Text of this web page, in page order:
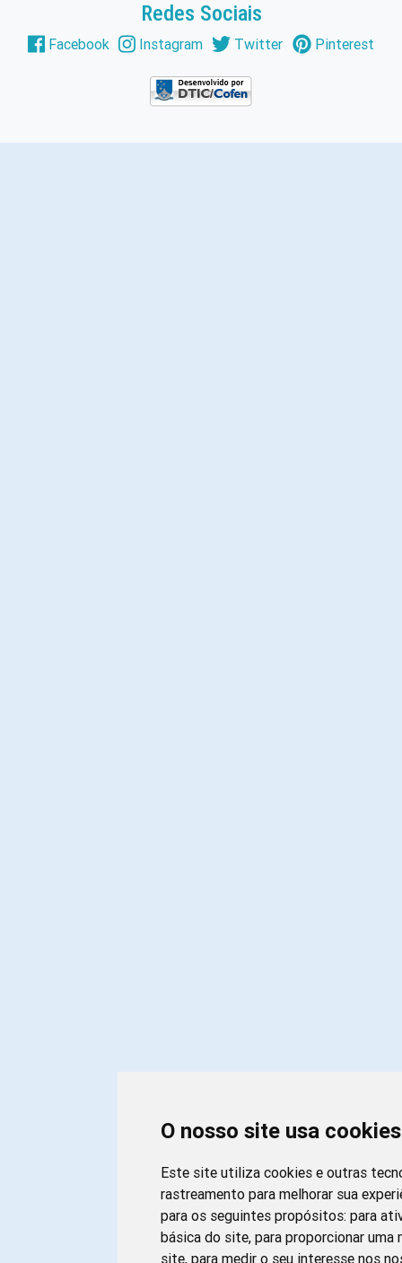
O nosso site usa cookies
Este site utiliza cookies e outras
rastreamento para melhorar sua
para os seguintes propósitos:para
básica do site,para proporcionar uma
site,para medir o seu interesse nos
Redes Sociais
Facebook Instagram Twitter Pinterest